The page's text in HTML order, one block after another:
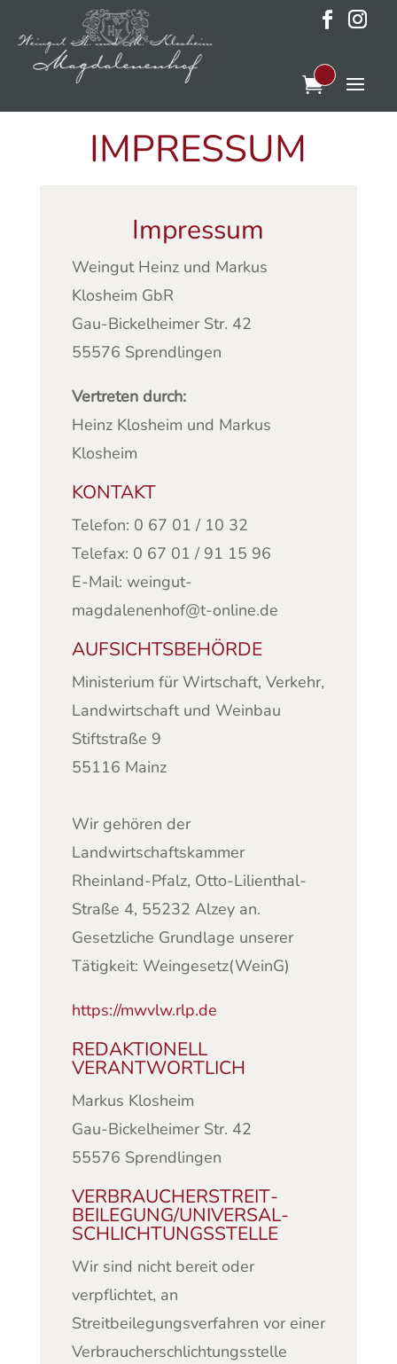
IMPRESSUM
Impressum
Weingut Heinz und Markus
Klosheim GbR
Gau-Bickelheimer Str. 42
55576 Sprendlingen
Vertreten durch:
Heinz Klosheim und Markus
Klosheim
KONTAKT
Telefon: 0 67 01 / 10 32
Telefax: 0 67 01 / 91 15 96
E-Mail: weingut-
magdalenenhof@t-online.de
AUFSICHTSBEHÖRDE
Ministerium für Wirtschaft, Verkehr,
Landwirtschaft und Weinbau
Stiftstraße 9
55116 Mainz
Wir gehören der
Landwirtschaftskammer
Rheinland-Pfalz, Otto-Lilienthal-
Straße 4, 55232 Alzey an.
Gesetzliche Grundlage unserer
Tätigkeit: Weingesetz(WeinG)
https://mwvlw.rlp.de
REDAKTIONELL
VERANTWORTLICH
Markus Klosheim
Gau-Bickelheimer Str. 42
55576 Sprendlingen
VERBRAUCHER­STREIT­
BEILEGUNG/UNIVERSAL­
SCHLICHTUNGS­STELLE
Wir sind nicht bereit oder
verpflichtet, an
Streitbeilegungsverfahren vor einer
Verbraucherschlichtungsstelle